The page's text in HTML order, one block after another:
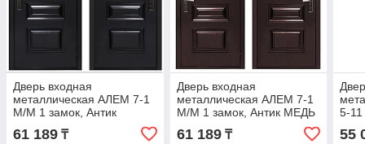
Дверь входная
металлическая АЛЕМ 7-1
М/М 1 замок, Антик
СЕРЕБРО PTD_M
61 189 ₸
Дверь входная
металлическая АЛЕМ 7-1
М/М 1 замок, Антик МЕДЬ
61 189₸
5-
55